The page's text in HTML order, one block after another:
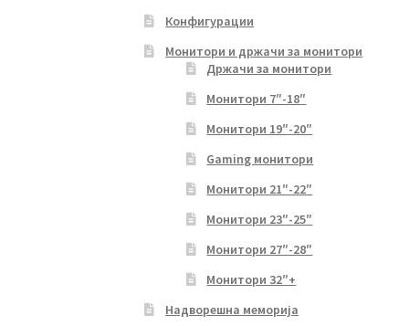
Конфигурации
Монитори и држачи за монитори
Држачи за монитори
Монитори 7″-18″
Монитори 19″-20″
Gaming монитори
Монитори 21″-22″
Монитори 23″-25″
Монитори 27″-28″
Монитори 32″+
Надворешна меморија